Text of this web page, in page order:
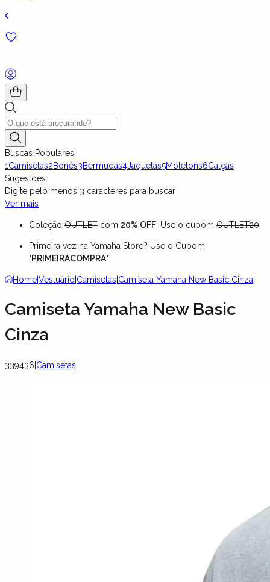
Buscas Populares:
1Camisetas2Bonés3Bermudas4Jaquetas5Moletons6Calças
Sugestões:
Digite pelo menos 3 caracteres para buscar
Ver mais
Coleção OUTLET com 20% OFF! Use o cupom OUTLET20
Primeira vez na Yamaha Store? Use o Cupom
"PRIMEIRACOMPRA"
HomeVestuário Camisetas Camiseta Yamaha New Basic Cinza
Camiseta Yamaha New Basic
Cinza
339436 Camisetas